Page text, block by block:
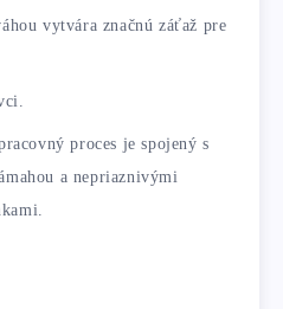
vytvára značnú záťaž pre
proces je spojený s
a nepriaznivými